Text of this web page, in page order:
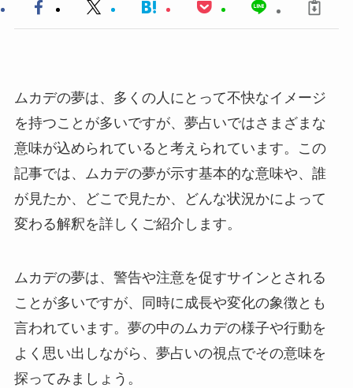
ムカデの夢は、多くの人にとって不快なイメージ
を持つことが多いですが、夢占いではさまざまな
意味が込められていると考えられています。この
記事では、ムカデの夢が示す基本的な意味や、誰
が見たか、どこで見たか、どんな状況かによって
変わる解釈を詳しくご紹介します。
ムカデの夢は、警告や注意を促すサインとされる
ことが多いですが、同時に成長や変化の象徴とも
言われています。夢の中のムカデの様子や行動を
よく思い出しながら、夢占いの視点でその意味を
探ってみましょう。